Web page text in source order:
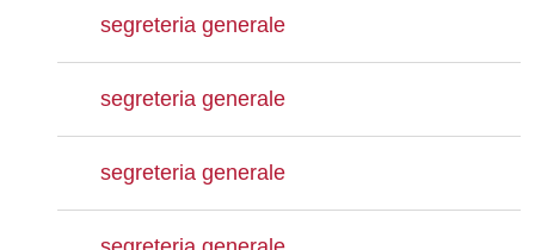
segreteria generale
segreteria generale
segreteria generale